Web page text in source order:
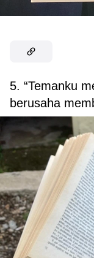
5. “Temanku
berusaha